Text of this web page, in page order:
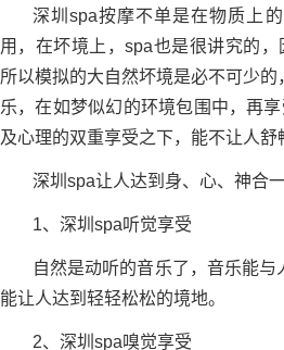
深圳spa按摩不单是在物质上
用，在坏境上，spa也是很讲究的，
所以模拟的大自然坏境是必不可少
乐，在如梦似幻的环境包围中，再
及心理的双重享受之下，能不让人舒
深圳spa让人达到身、心、神合
1、深圳spa听觉享受
自然是动听的音乐了，音乐能与
能让人达到轻轻松松的境地。
2、深圳spa嗅觉享受